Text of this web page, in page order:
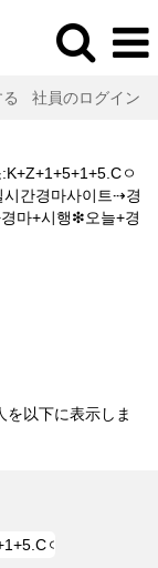
社員のログイン
ㅇ
간경마사이트⇢경
마+시행❇오늘+경
以下に表示しま